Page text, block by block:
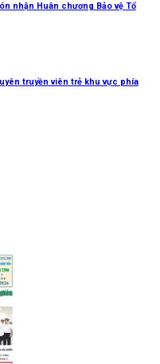
nhận Huân chương Bảo vệ Tổ
truyền viên trẻ khu vực phía